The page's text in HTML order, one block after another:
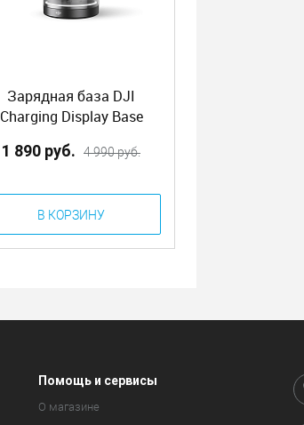
Зарядная база DJI
Charging Display Base
1 890 руб. 4 990 руб.
В КОРЗИНУ
Помощь и сервисы
О магазине